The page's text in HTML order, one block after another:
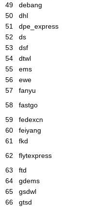
49
debang
50
dhl
51
dpe_express
52
ds
53
dsf
54
dtwl
55
ems
56
ewe
57
fanyu
58
fastgo
59
fedexcn
60
feiyang
61
fkd
62
flytexpress
63
ftd
64
gdems
65
gsdwl
66
gtsd